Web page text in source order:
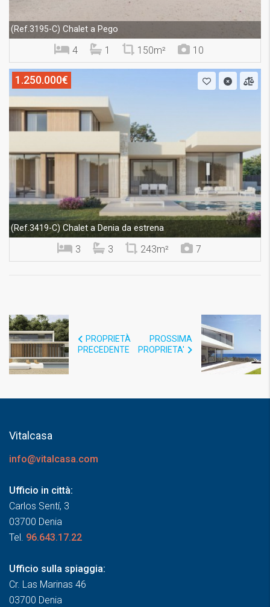
(Ref.3195-C) Chalet a Pego
4 1 150m² 10
1.250.000€
(Ref.3419-C) Chalet a Denia da estrena
3 3 243m² 7
PROPRIETÀ
PRECEDENTE
PROSSIMA
PROPRIETA'
Vitalcasa
info@vitalcasa.com
Ufficio in città:
Carlos Sentí, 3
03700 Denia
Tel. 96.643.17.22
Ufficio sulla spiaggia:
Cr. Las Marinas 46
03700 Denia